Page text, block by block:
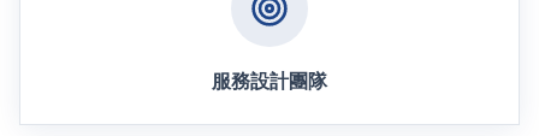
服務設計團隊